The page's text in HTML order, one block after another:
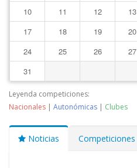
10
11 12 13
17
18 19 20
24
25 26 27
31
Leyenda competiciones:
Nacionales | Autonómicas | Clubes
Noticias Competiciones